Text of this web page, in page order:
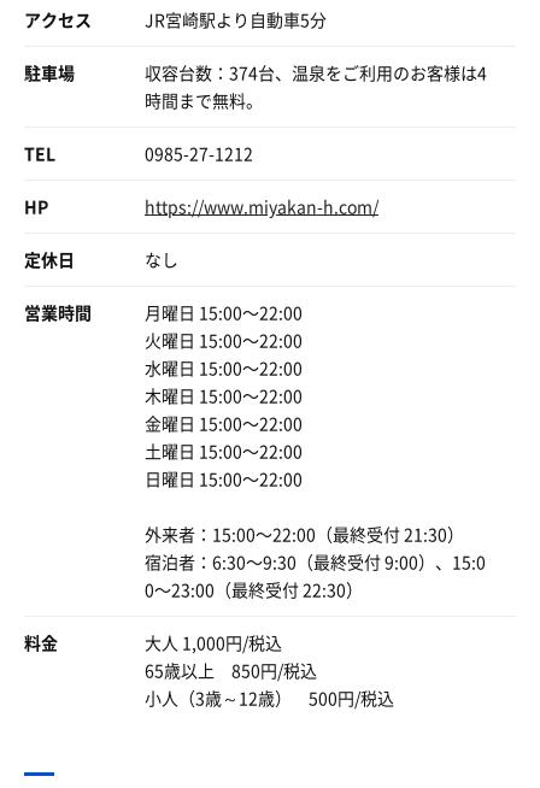
アクセス JR宮崎駅より自動車5分
駐車場
収容台数：374台、温泉をご利用のお客様は4
時間まで無料。
TEL 0985-27-1212
HP https://www.miyakan-h.com/
定休日 なし
営業時間
月曜日 15:00〜22:00
火曜日 15:00〜22:00
水曜日 15:00〜22:00
木曜日 15:00〜22:00
金曜日 15:00〜22:00
土曜日 15:00〜22:00
日曜日 15:00〜22:00
外来者：15:00〜22:00（最終受付 21:30）
宿泊者：6:30〜9:30（最終受付 9:00）、15:0
0〜23:00（最終受付 22:30）
料金
大人 1,000円/税込
65歳以上 850円/税込
小人（3歳～12歳） 500円/税込